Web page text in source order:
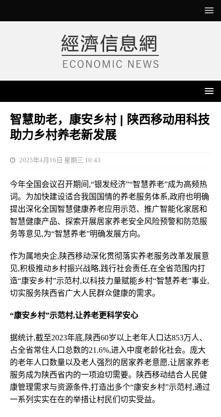
智慧助老，康安乡村 | 陕西移动用科技
助力乡村养老新发展
2025年4月16日 星期三 10:43
今年全国会议召开期间,“银发经济”“智慧养老”成为高频热
词。为加快建设适合我国国情的养老服务体系,政府也明确
提出深化全国智慧健康养老应用示范、推广智能化家居和
智慧健康产品、探索开展居家养老安全风险预警和防范服
务等意见,为“智慧养老”明确发展方向。
作为属地央企,陕西移动深化贯彻落实养老服务改革发展意
见,积极推动乡村振兴战略,践行社会责任,在全省范围内打
造“康安乡村”示范村,以科技力量赋能乡村“智慧养老”事业,
切实服务陕西省广大人民群众健康的需求。
“康安乡村”示范村,让养老更科学安心
据统计,截至2023年底,陕西60岁以上老年人口达853万人、
占全省常住人口总数的21.6%,进入中度老龄化社会。庞大
的老年人口数量以及老人强烈的居家养老意愿,让居家养老
服务成为陕西省内的一项迫切需要。陕西移动结合人民健
康管理需求与资源条件,打造出多个“康安乡村”示范村,通过
一系列实实在在的举措让村民们切实受益。